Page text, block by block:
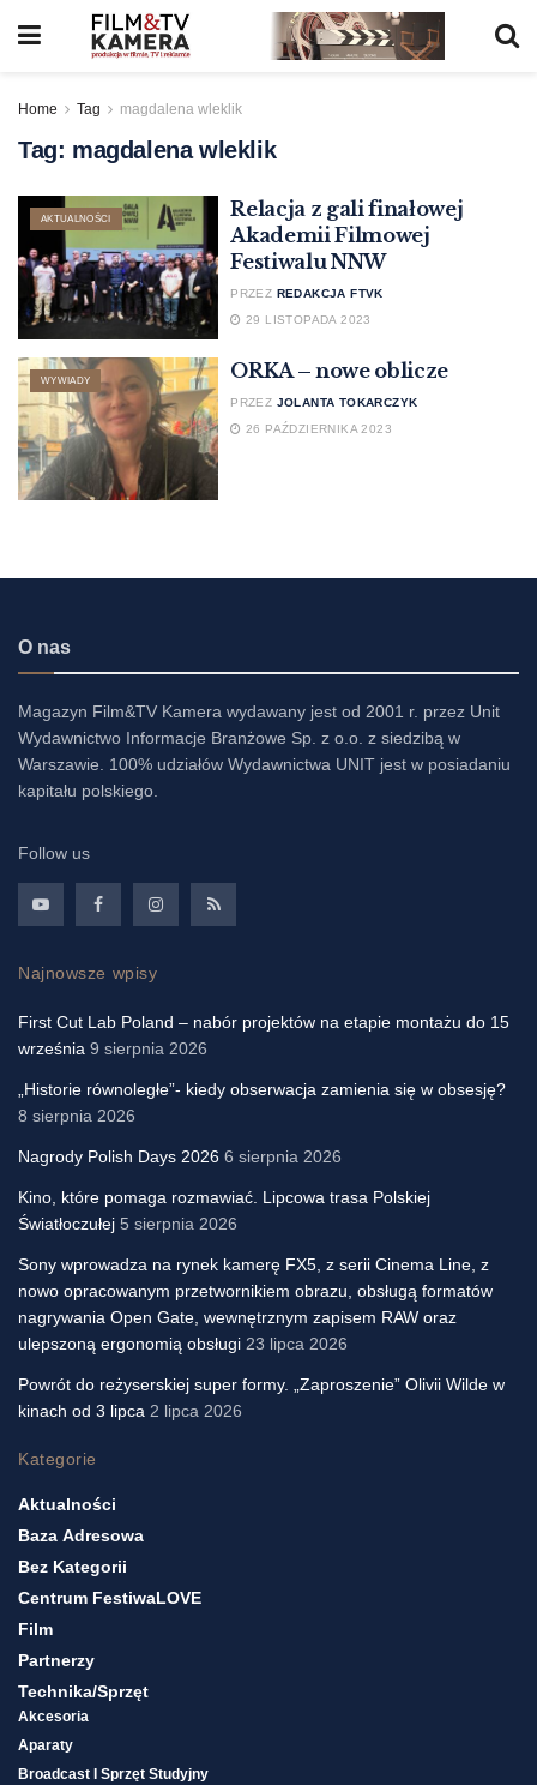
Home Tag magdalena wleklik
Tag: magdalena wleklik
AKTUALNOŚCI
Relacja z gali finałowej
Akademii Filmowej
Festiwalu NNW
PRZEZ REDAKCJA FTVK
29 LISTOPADA 2023
WYWIADY ORKA – nowe oblicze
PRZEZ JOLANTA TOKARCZYK
26 PAŹDZIERNIKA 2023
O nas
Magazyn Film&TV Kamera wydawany jest od 2001 r. przez Unit
Wydawnictwo Informacje Branżowe Sp. z o.o. z siedzibą w
Warszawie. 100% udziałów Wydawnictwa UNIT jest w posiadaniu
kapitału polskiego.
Follow us
Najnowsze wpisy
First Cut Lab Poland – nabór projektów na etapie montażu do 15
września 9 sierpnia 2026
„Historie równoległe”- kiedy obserwacja zamienia się w obsesję?
8 sierpnia 2026
Nagrody Polish Days 2026 6 sierpnia 2026
Kino, które pomaga rozmawiać. Lipcowa trasa Polskiej
Światłoczułej 5 sierpnia 2026
Sony wprowadza na rynek kamerę FX5, z serii Cinema Line, z
nowo opracowanym przetwornikiem obrazu, obsługą formatów
nagrywania Open Gate, wewnętrznym zapisem RAW oraz
ulepszoną ergonomią obsługi 23 lipca 2026
Powrót do reżyserskiej super formy. „Zaproszenie” Olivii Wilde w
kinach od 3 lipca 2 lipca 2026
Kategorie
Aktualności
Baza Adresowa
Bez Kategorii
Centrum FestiwaLOVE
Film
Partnerzy
Technika/sprzęt
Akcesoria
Aparaty
Broadcast I Sprzęt Studyjny